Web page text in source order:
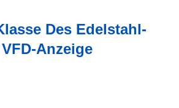
Des Edelstahl-
Anzeige